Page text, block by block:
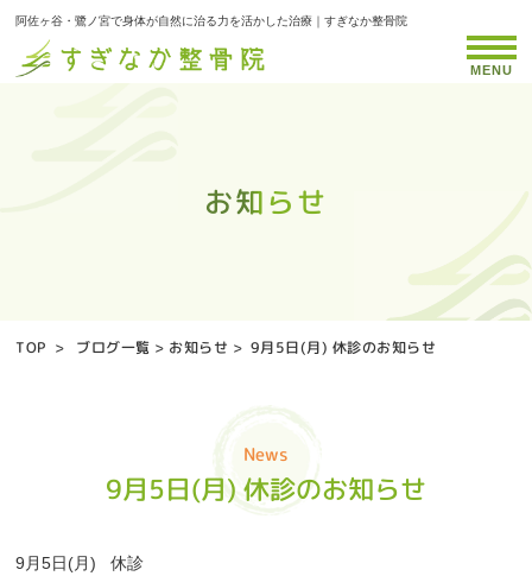
阿佐ヶ谷・鷺ノ宮で身体が自然に治る力を活かした治療｜すぎなか整骨院
お知らせ
お知らせ
お知らせ
お知らせ
お知らせ
お知らせ
お知らせ
お知らせ
お知らせ
お知らせ
お知らせ
お知らせ
お知らせ
お知らせ
お知らせ
お知らせ
お知らせ
お知らせ
お知らせ
お知らせ
お知らせ
お知らせ
お知らせ
お知らせ
お知らせ
お知らせ
お知らせ
お知らせ
お知らせ
お知らせ
お知らせ
お知らせ
お知らせ
お知らせ
お知らせ
MENU
TOP > ブログ一覧 > お知らせ > 9月5日(月) 休診のお知らせ
News
9月5日(月) 休診のお知らせ
9 月5日(月)休診